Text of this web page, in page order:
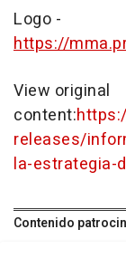
Logo -
https://
View original
content:
releases/
la-estrategia-
Contenido